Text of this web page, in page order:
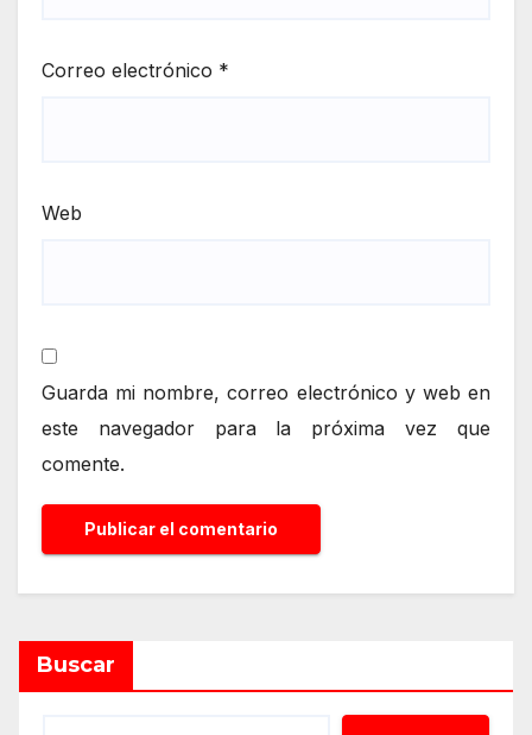
Correo electrónico *
Web
Guarda mi nombre, correo electrónico y web en
este navegador para la próxima vez que
comente.
Buscar